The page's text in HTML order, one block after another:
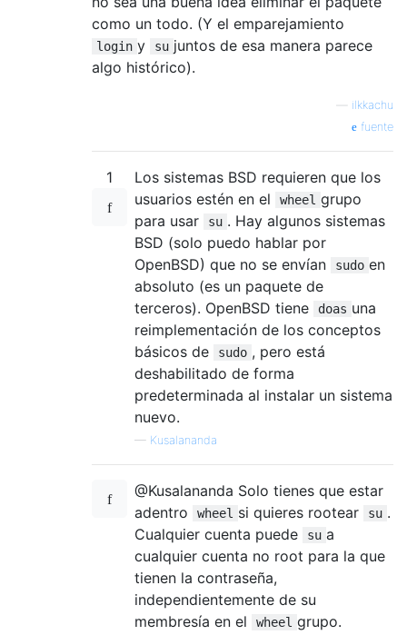
como un todo. (Y el emparejamiento
login y su juntos de esa manera parece
algo histórico).
ilkkachu
fuente
1
Los sistemas BSD requieren que los
usuarios estén en el
wheel grupo
para usar
su . Hay algunos sistemas
BSD (solo puedo hablar por
OpenBSD) que no se envían
sudo en
absoluto (es un paquete de
terceros). OpenBSD tiene
doas una
reimplementación de los conceptos
básicos de
sudo , pero está
deshabilitado de forma
predeterminada al instalar un sistema
nuevo.
— Kusalananda
@Kusalananda Solo tienes que estar
adentro
wheel si quieres rootear su .
Cualquier cuenta puede
su a
cualquier cuenta no root para la que
tienen la contraseña,
independientemente de su
membresía en el
wheel grupo.